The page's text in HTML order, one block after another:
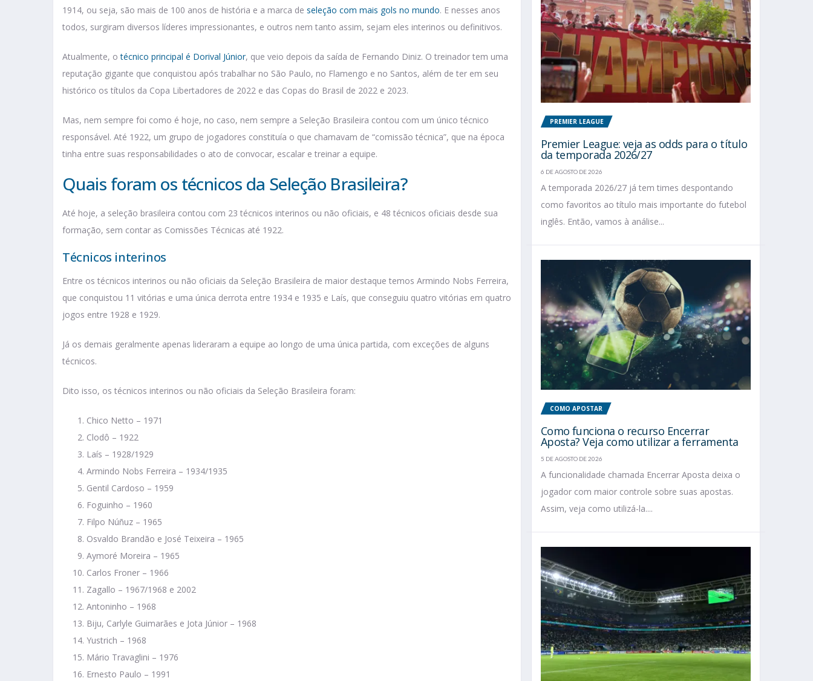
1914, ou seja, são mais de 100 anos de história e a marca de seleção com mais gols no mundo. E nesses anos
todos, surgiram diversos líderes impressionantes, e outros nem tanto assim, sejam eles interinos ou definitivos.
Atualmente, otécnico principal é Dorival Júnior, que veio depois da saída de Fernando Diniz. O treinador tem uma
reputação gigante que conquistou após trabalhar no São Paulo, no Flamengo e no Santos, além de ter em seu
histórico os títulos da Copa Libertadores de 2022 e das Copas do Brasil de 2022 e 2023.
Mas, nem sempre foi como é hoje, no caso, nem sempre a Seleção Brasileira contou com um único técnico
responsável. Até 1922, um grupo de jogadores constituía o que chamavam de “comissão técnica”, que na época
tinha entre suas responsabilidades o ato de convocar, escalar e treinar a equipe.
Quais foram os técnicos da Seleção Brasileira?
Até hoje, a seleção brasileira contou com 23 técnicos interinos ou não oficiais, e 48 técnicos oficiais desde sua
formação, sem contar as Comissões Técnicas até 1922.
Técnicos interinos
Entre os técnicos interinos ou não oficiais da Seleção Brasileira de maior destaque temos Armindo Nobs Ferreira,
que conquistou 11 vitórias e uma única derrota entre 1934 e 1935 e Laís, que conseguiu quatro vitórias em quatro
jogos entre 1928 e 1929.
Já os demais geralmente apenas lideraram a equipe ao longo de uma única partida, com exceções de alguns
técnicos.
Dito isso, os técnicos interinos ou não oficiais da Seleção Brasileira foram:
Chico Netto – 1971
Clodô – 1922
Laís – 1928/1929
Armindo Nobs Ferreira – 1934/1935
Gentil Cardoso – 1959
Foguinho – 1960
Filpo Núñuz – 1965
Osvaldo Brandão e José Teixeira – 1965
Aymoré Moreira – 1965
Carlos Froner – 1966
Zagallo – 1967/1968 e 2002
Antoninho – 1968
Biju, Carlyle Guimarães e Jota Júnior – 1968
Yustrich – 1968
Mário Travaglini – 1976
Ernesto Paulo – 1991
PREMIER LEAGUE
Premier League: veja as odds para o título
da temporada 2026/27
6 DE AGOSTO DE 2026
A temporada 2026/27 já tem times despontando
como favoritos ao título mais importante do futebol
inglês. Então, vamos à análise...
COMO APOSTAR
Como funciona o recurso Encerrar
Aposta? Veja como utilizar a ferramenta
5 DE AGOSTO DE 2026
A funcionalidade chamada Encerrar Aposta deixa o
jogador com maior controle sobre suas apostas.
Assim, veja como utilizá-la....